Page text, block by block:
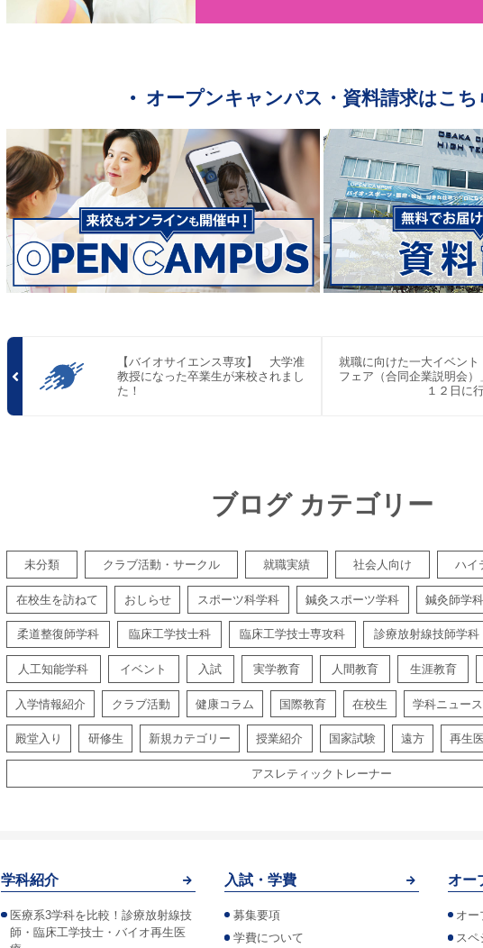
オープンキャンパス・資料請求はこち
【バイオサイエンス専攻】 大学准
教授になった卒業生が来校されまし
た！
就職に向けた一大イベント
フェア（合同企業説明会）
１２日に
ブログ カテゴリー
未分類 クラブ活動・サークル 就職実績 社会人向け ハイ
在校生を訪ねて おしらせ スポーツ科学科 鍼灸スポーツ学科 鍼灸師学科
柔道整復師学科 臨床工学技士科 臨床工学技士専攻科 診療放射線技師学科
人工知能学科 イベント 入試 実学教育 人間教育 生涯教育
入学情報紹介 クラブ活動 健康コラム 国際教育 在校生 学科ニュース
殿堂入り 研修生 新規カテゴリー 授業紹介 国家試験 遠方 再生
アスレティックトレーナー
学科紹介
医療系3学科を比較！診療放射線技
師・臨床工学技士・バイオ再生医
入試・学費
募集要項
学費について
オー
オー
ス